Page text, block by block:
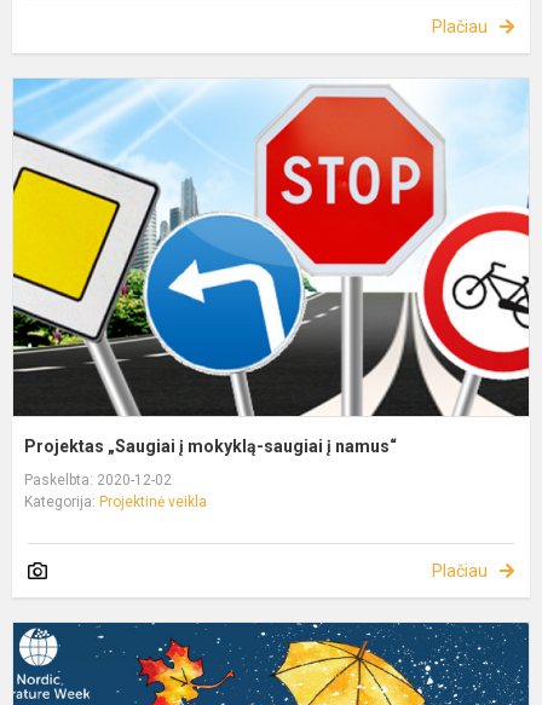
Plačiau
Projektas „Saugiai į mokyklą-saugiai į namus“
Paskelbta: 2020-12-02
Kategorija: Projektinė veikla
Plačiau